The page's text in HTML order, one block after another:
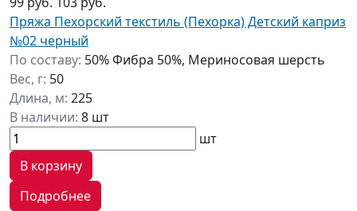
Пряжа Пехорский текстиль (Пехорка) Детский каприз
№02 черный
По составу: 50% Фибра 50%, Мериносовая шерсть
Вес, г: 50
Длина, м: 225
В наличии: 8 шт
шт
В корзину
Подробнее